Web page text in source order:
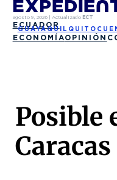
agosto 9, 2026| Actualizado ECT
ECUADOR
GUAYAQUIL QUITO
ECONOMÍAOPINIÓN
Posible